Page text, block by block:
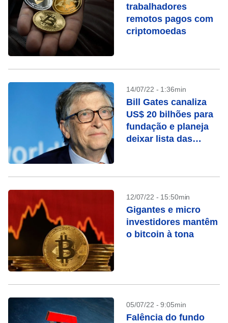
trabalhadores
remotos pagos com
criptomoedas
14/07/22 - 1:36min
Bill Gates canaliza
US$ 20 bilhões para
fundação e planeja
deixar lista das
12/07/22 - 15:50min
Gigantes e micro
investidores mantêm
o bitcoin à tona
05/07/22 - 9:05min
Falência do fundo